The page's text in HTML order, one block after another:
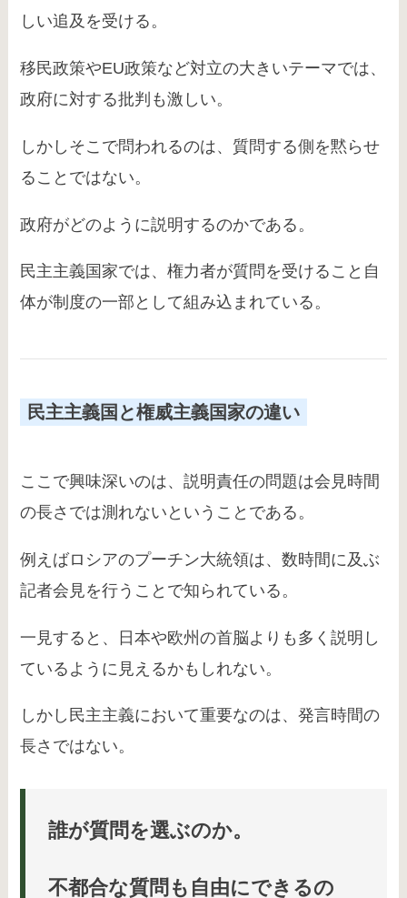
しい追及を受ける。
移民政策やEU政策など対立の大きいテーマでは、
政府に対する批判も激しい。
しかしそこで問われるのは、質問する側を黙らせ
ることではない。
政府がどのように説明するのかである。
民主主義国家では、権力者が質問を受けること自
体が制度の一部として組み込まれている。
民主主義国と権威主義国家の違い
ここで興味深いのは、説明責任の問題は会見時間
の長さでは測れないということである。
例えばロシアのプーチン大統領は、数時間に及ぶ
記者会見を行うことで知られている。
一見すると、日本や欧州の首脳よりも多く説明し
ているように見えるかもしれない。
しかし民主主義において重要なのは、発言時間の
長さではない。
誰が質問を選ぶのか。
不都合な質問も自由にできるの